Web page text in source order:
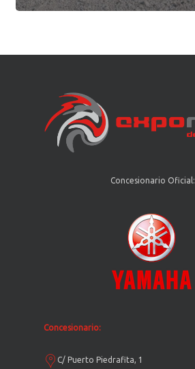
Concesionario Oficial:
Concesionario:
C/ Puerto Piedrafita, 1